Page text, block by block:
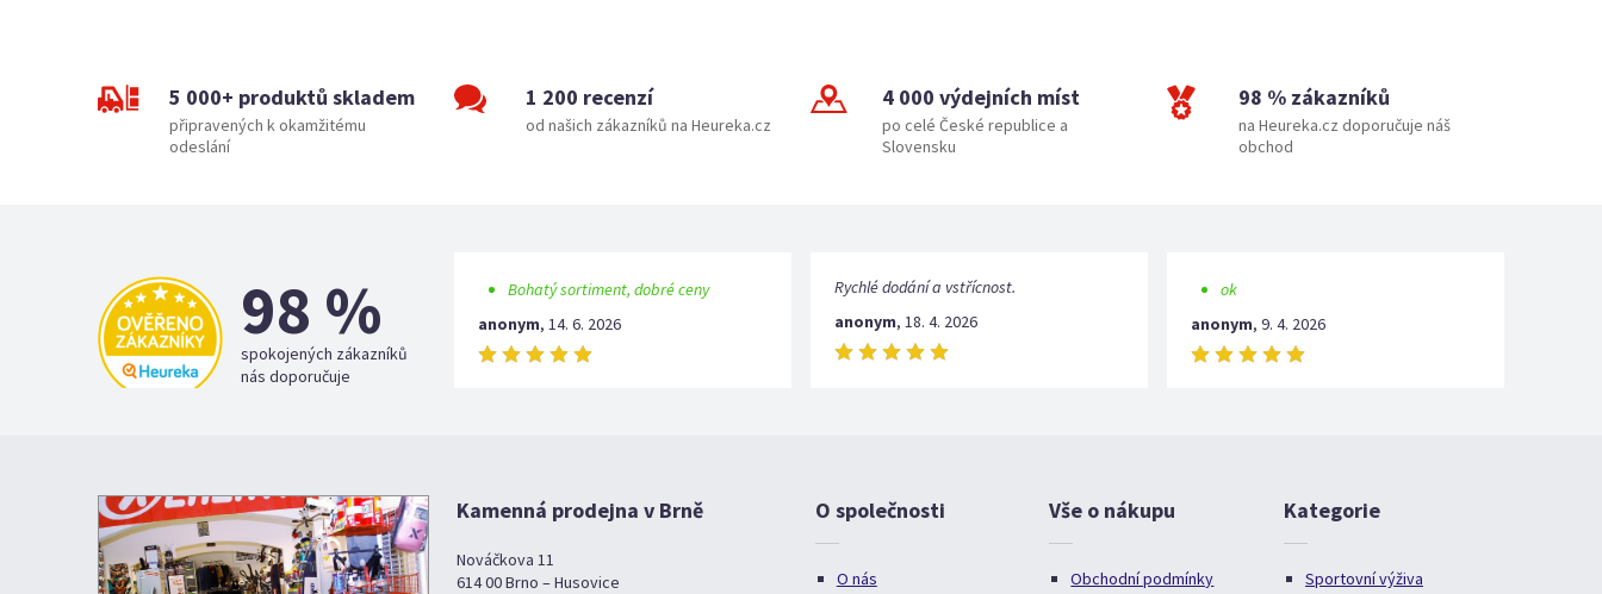
5 000+ produktů skladem
připravených k okamžitému
odeslání
1 200 recenzí
od našich zákazníků na Heureka.cz
4 000 výdejních míst
po celé České republice a
Slovensku
98 % zákazníků
na Heureka.cz doporučuje náš
obchod
98 %
spokojených zákazníků
nás doporučuje
Bohatý sortiment, dobré ceny
anonym, 14. 6. 2026
Rychlé dodání a vstřícnost.
anonym, 18. 4. 2026
ok
anonym, 9. 4. 2026
Kamenná prodejna v Brně
Nováčkova 11
614 00 Brno – Husovice
O společnosti
O nás
Vše o nákupu
Obchodní podmínky
Kategorie
Sportovní výživa